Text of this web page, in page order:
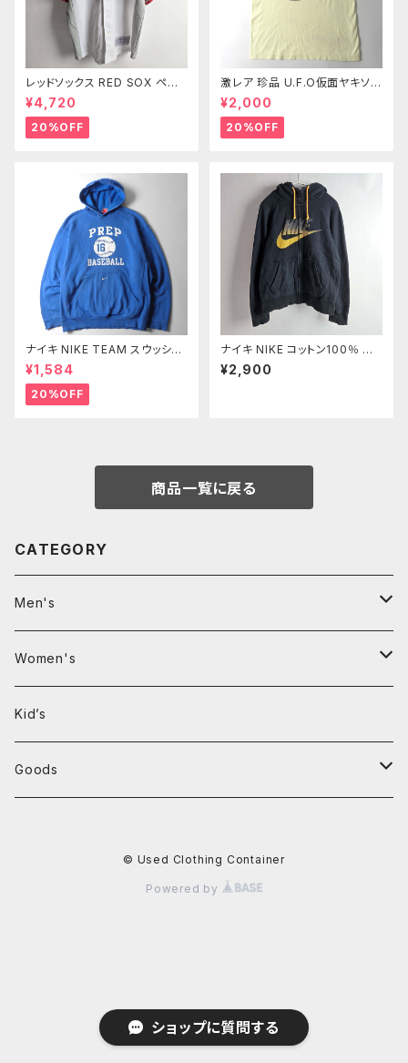
ショップに質問する
レッドソックス RED SOX ペド
ロイア ユニフォーム GENUINE
MERCHANDISE 14/16 m080
6-16
¥4,720
20%OFF
激レア 珍品 U.F.O仮面ヤキソバ
ン バックプリントTシャツ マイケ
ル富岡 イエロー 入手困難
¥2,000
20%OFF
ナイキ NIKE TEAM スウッシュ
刺繍入 ベースボールチームプリ
ントスウェットパーカー プルオー
バー PREP BASEBALL S ブル
ー
¥1,584
20%OFF
ナイキ NIKE コットン100％ デ
ジタルロゴプリント フルジップス
ウェットパーカー フーディー M
¥2,900
商品一覧に戻る
CATEGORY
Men's
Clothing
T-shirt
Shirt
Hooded Sweatshirt
Women's
Clothing
Jackets
Kid’s
Goods
© Used Clothing Container
Powered by